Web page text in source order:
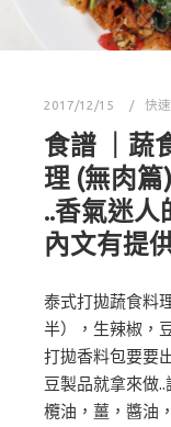
2017/12/15 快
食譜 ｜蔬
理 (無肉篇
..香氣迷人
內文有提
泰式打拋蔬食料
半），生辣椒，
打拋香料包要要
豆製品就拿來做
欖油，薑，醬油